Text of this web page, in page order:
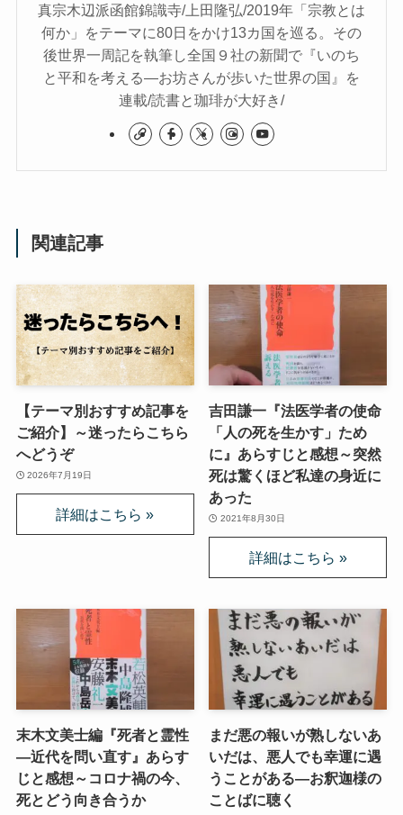
真宗木辺派函館錦識寺/上田隆弘/2019年「宗教とは
何か」をテーマに80日をかけ13カ国を巡る。その
後世界一周記を執筆し全国９社の新聞で『いのち
と平和を考える―お坊さんが歩いた世界の国』を
連載/読書と珈琲が大好き/
関連記事
【テーマ別おすすめ記事を
ご紹介】～迷ったらこちら
へどうぞ
2026年7月19日
吉田謙一『法医学者の使命
「人の死を生かす」ため
に』あらすじと感想～突然
死は驚くほど私達の身近に
あった
2021年8月30日
末木文美士編『死者と霊性
―近代を問い直す』あらす
じと感想～コロナ禍の今、
死とどう向き合うか
まだ悪の報いが熟しないあ
いだは、悪人でも幸運に遇
うことがある―お釈迦様の
ことばに聴く